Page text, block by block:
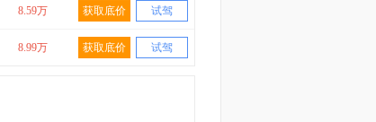
8.59万 获取底价 试驾
8.99万 获取底价 试驾